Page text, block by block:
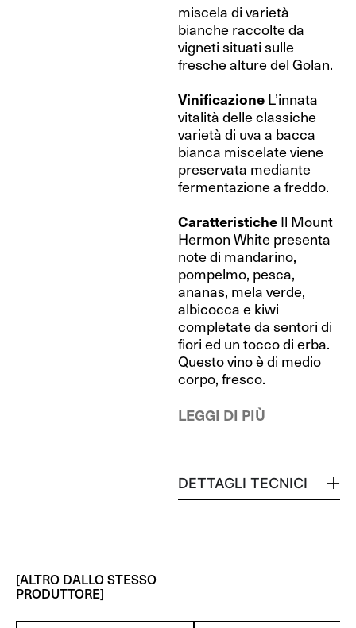
miscela di varietà
bianche raccolte da
vigneti situati sulle
fresche alture del Golan.
Vinificazione L’innata
vitalità delle classiche
varietà di uva a bacca
bianca miscelate viene
preservata mediante
fermentazione a freddo.
Caratteristiche Il Mount
Hermon White presenta
note di mandarino,
pompelmo, pesca,
ananas, mela verde,
albicocca e kiwi
completate da sentori di
fiori ed un tocco di erba.
Questo vino è di medio
corpo, fresco.
LEGGI DI PIÙ
DETTAGLI TECNICI
[ALTRO DALLO STESSO
PRODUTTORE]